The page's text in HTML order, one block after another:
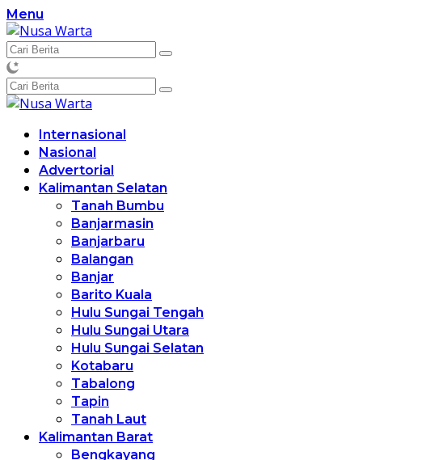
Langsung
ke
konten
Menu
Internasional
Nasional
Advertorial
Kalimantan Selatan
Tanah Bumbu
Banjarmasin
Banjarbaru
Balangan
Banjar
Barito Kuala
Hulu Sungai Tengah
Hulu Sungai Utara
Hulu Sungai Selatan
Kotabaru
Tabalong
Tapin
Tanah Laut
Kalimantan Barat
Bengkayang